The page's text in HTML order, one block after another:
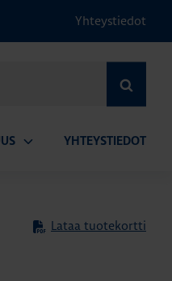
Yhteystiedot
YHTEYSTIEDOT
Lataa tuotekortti